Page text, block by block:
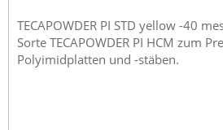
TECAPOWDER PI STD yellow -40
Sorte TECAPOWDER PI HCM zum
Polyimidplatten und -stäben.